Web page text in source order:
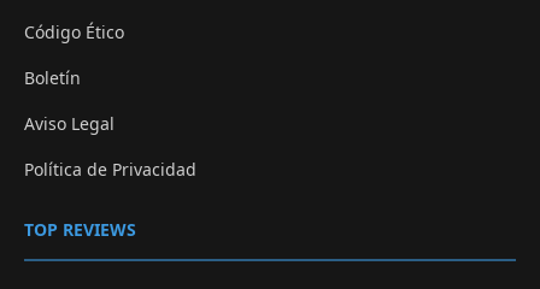
Código Ético
Boletín
Aviso Legal
Política de Privacidad
TOP REVIEWS